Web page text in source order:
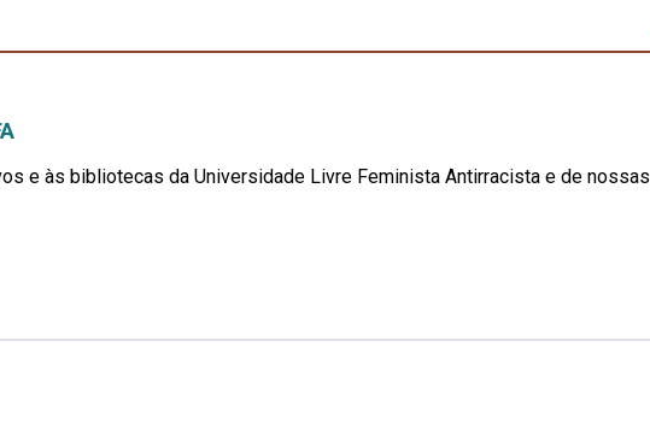
e às bibliotecas da Universidade Livre Feminista Antirracista e de nossas